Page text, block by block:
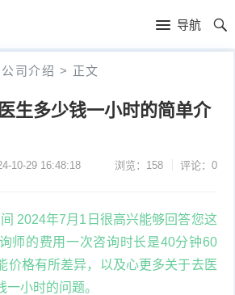
导航
公司介绍 > 正文
生多少钱一小时的简单介
10-29 16:48:18 浏览：158 评论：0
2024年7月1日很高兴能够回答您这
师的费用一次咨询时长是40分钟60
价格有所差异，以及心更多关于去医
一小时的问题。